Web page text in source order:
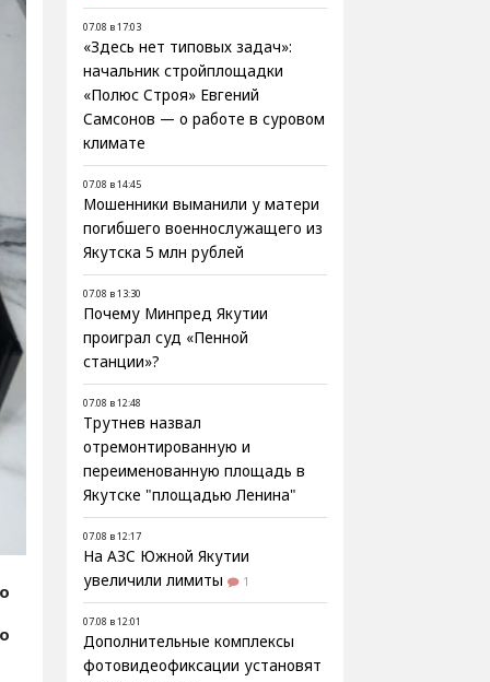
07.08 в 17:03
«Здесь нет типовых задач»:
начальник стройплощадки
«Полюс Строя» Евгений
Самсонов — о работе в суровом
климате
07.08 в 14:45
Мошенники выманили у матери
погибшего военнослужащего из
Якутска 5 млн рублей
07.08 в 13:30
Почему Минпред Якутии
проиграл суд «Пенной
станции»?
07.08 в 12:48
Трутнев назвал
отремонтированную и
переименованную площадь в
Якутске "площадью Ленина"
07.08 в 12:17
На АЗС Южной Якутии
увеличили лимиты
1
07.08 в 12:01
Дополнительные комплексы
фотовидеофиксации установят